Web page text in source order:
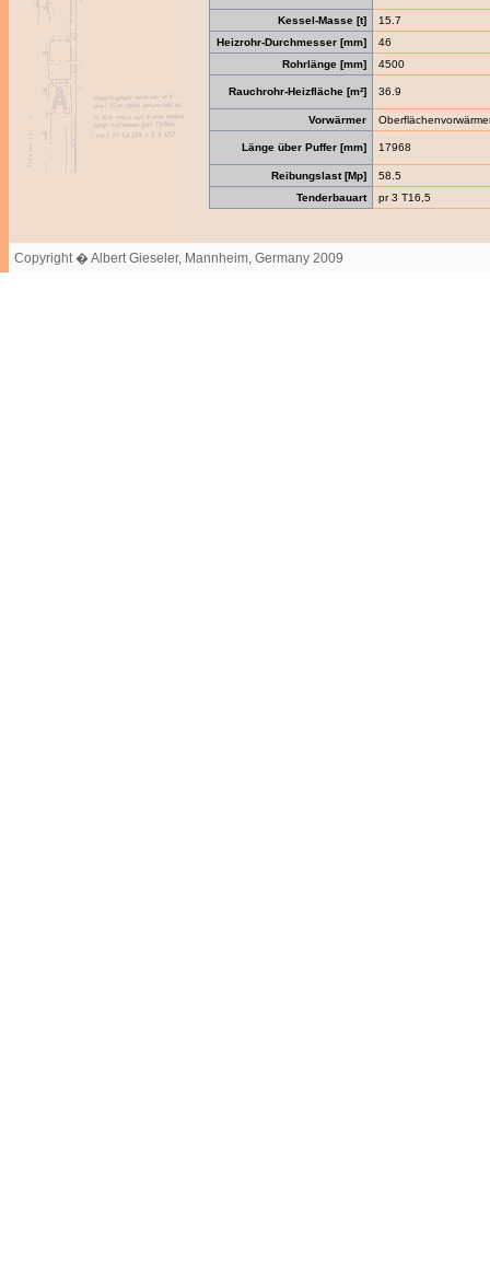
Kessel-Masse [t]
15.7
Heizrohr-Durchmesser [mm]
46
Rohrlänge [mm]
4500
Rauchrohr-Heizfläche [m²] 36.9
Vorwärmer
Länge über Puffer [mm] 17968
Reibungslast [Mp]
58.5
Tenderbauart
pr 3 T16,5
Copyright � Albert Gieseler, Mannheim, Germany 2009